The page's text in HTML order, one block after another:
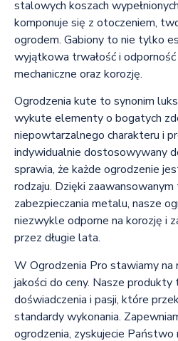
stalowych koszach
komponuje się z otoczeniem,
ogrodem. Gabiony to nie tylko
wyjątkowa trwałość i odporność
mechaniczne oraz korozję.
Ogrodzenia kute to synonim
wykute elementy o bogatych
niepowtarzalnego charakteru i
indywidualnie dostosowywany
sprawia, że każde ogrodzenie
rodzaju. Dzięki zaawansowanym
zabezpieczania metalu, nasze
niezwykle odporne na korozję i
przez długie lata.
W Ogrodzenia Pro stawiamy
jakości do ceny. Nasze
doświadczenia i pasji, które
standardy wykonania.
ogrodzenia, zyskujecie